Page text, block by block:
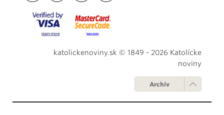
katolickenoviny.sk © 1849 - 2026 Katolícke
noviny
Archív